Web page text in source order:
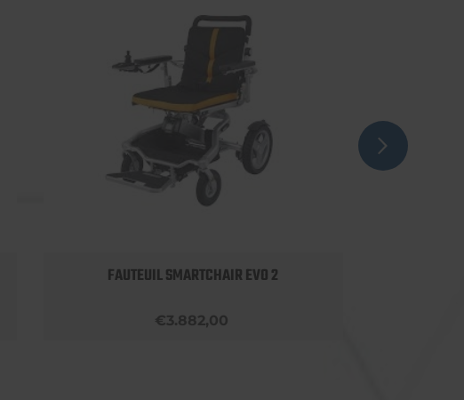
FAUTEUIL SMARTCHAIR EVO 2
€3.882,00